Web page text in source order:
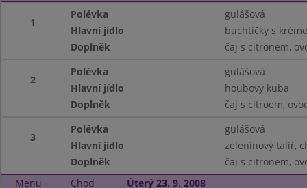
1
Polévka
gulášová
Hlavní jídlo
buchtičky s
Doplněk
čaj s citronem,
2
Polévka
gulášová
Hlavní jídlo
houbový kuba
Doplněk
čaj s citroem,
3
Polévka
gulášová
Hlavní jídlo
zeleninový talíř,
Doplněk
čaj s citronem,
Menu
Chod Úterý 23. 9. 2008